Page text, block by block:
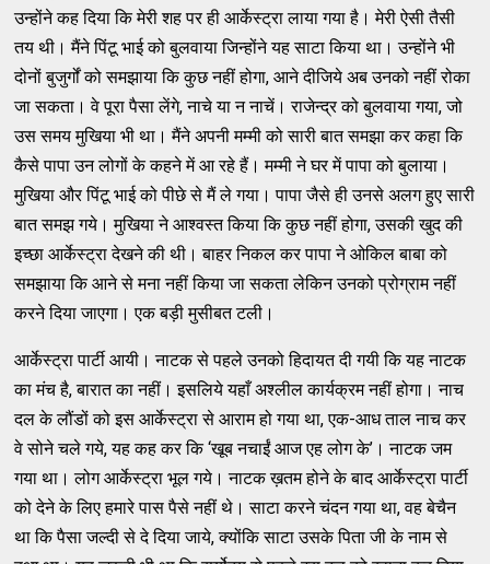
उन्होंने कह दिया कि मेरी शह पर ही आर्केस्ट्रा लाया गया है। मेरी ऐसी तैसी
तय थी। मैंने पिंटू भाई को बुलवाया जिन्होंने यह साटा किया था। उन्होंने भी
दोनों बुजुर्गों को समझाया कि कुछ नहीं होगा, आने दीजिये अब उनको नहीं रोका
जा सकता। वे पूरा पैसा लेंगे, नाचे या न नाचें। राजेन्द्र को बुलवाया गया, जो
उस समय मुखिया भी था। मैंने अपनी मम्मी को सारी बात समझा कर कहा कि
कैसे पापा उन लोगों के कहने में आ रहे हैं। मम्मी ने घर में पापा को बुलाया।
मुखिया और पिंटू भाई को पीछे से मैं ले गया। पापा जैसे ही उनसे अलग हुए सारी
बात समझ गये। मुखिया ने आश्वस्त किया कि कुछ नहीं होगा, उसकी खुद की
इच्छा आर्केस्ट्रा देखने की थी। बाहर निकल कर पापा ने ओकिल बाबा को
समझाया कि आने से मना नहीं किया जा सकता लेकिन उनको प्रोग्राम नहीं
करने दिया जाएगा। एक बड़ी मुसीबत टली।
आर्केस्ट्रा पार्टी आयी। नाटक से पहले उनको हिदायत दी गयी कि यह नाटक
का मंच है, बारात का नहीं। इसलिये यहाँ अश्लील कार्यक्रम नहीं होगा। नाच
दल के लौंडों को इस आर्केस्ट्रा से आराम हो गया था, एक-आध ताल नाच कर
वे सोने चले गये, यह कह कर कि ‘खूब नचाईं आज एह लोग के’। नाटक जम
गया था। लोग आर्केस्ट्रा भूल गये। नाटक ख़तम होने के बाद आर्केस्ट्रा पार्टी
को देने के लिए हमारे पास पैसे नहीं थे। साटा करने चंदन गया था, वह बेचैन
था कि पैसा जल्दी से दे दिया जाये, क्योंकि साटा उसके पिता जी के नाम से